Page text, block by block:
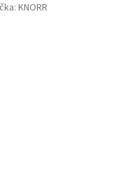
KNORR